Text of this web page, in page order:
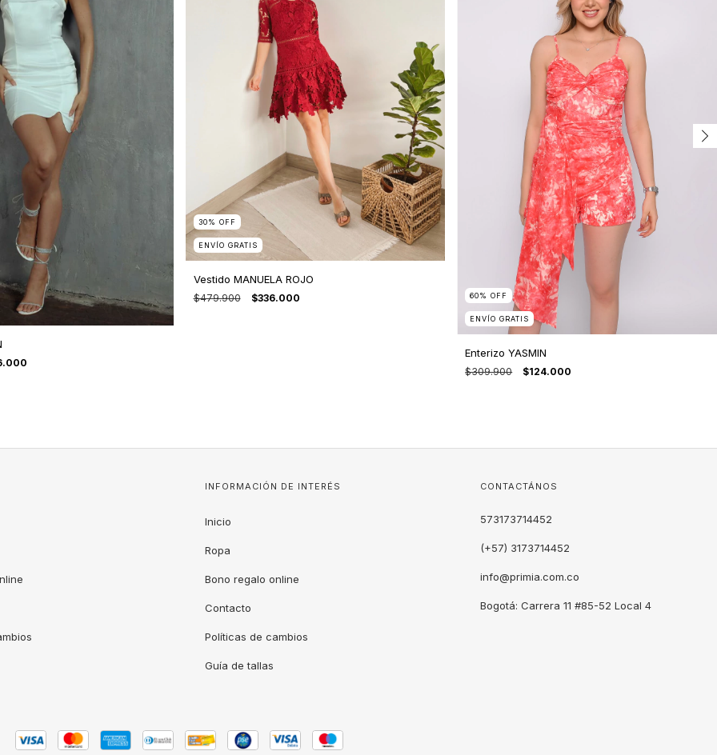
30% OFF
ENVÍO GRATIS
Vestido MANUELA ROJO
$479.900 $336.000 60%OFF
ENVÍO GRATIS
Enterizo YASMIN
$309.900 $124.000
INFORMACIÓN DE INTERÉS
Inicio
Ropa
Bono regalo online
Contacto
Políticas de cambios
Guía de tallas
CONTACTÁNOS
573173714452
(+57) 3173714452
info@primia.com.co
Bogotá: Carrera 11 #85-52 Local 4